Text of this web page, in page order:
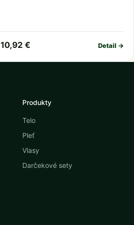
10,92 € Detail →
Produkty
Telo
Pleť
Vlasy
Darčekové sety